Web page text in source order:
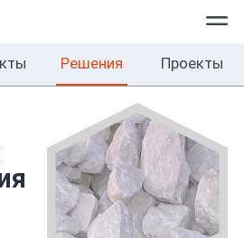
Решения Проекты